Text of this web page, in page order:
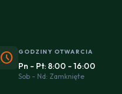
schedule GODZINY OTWARCIA
Pn - Pt: 8:00 - 16:00
Sob - Nd: Zamknięte